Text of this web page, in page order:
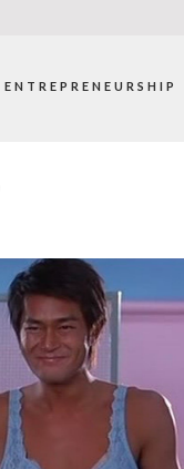
ENTREPRENEURSHIP